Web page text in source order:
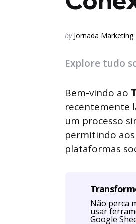
Posted
by Jornada Marketing
Explore tudo
Bem-vindo ao
recentemente
um processo
permitindo
plataformas
Não perca
usar
Google